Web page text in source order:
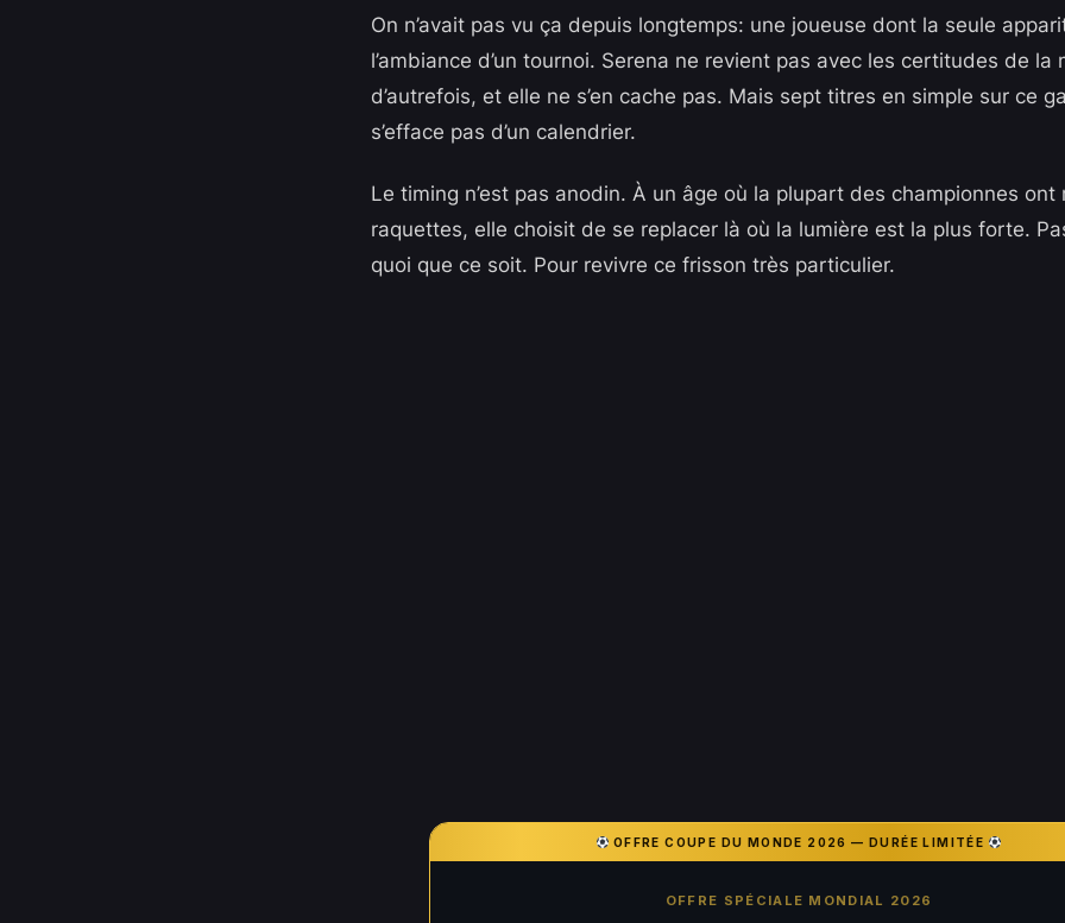
On n’avait pas vu ça depuis longtemps: une joueuse dont la seule
l’ambiance d’un tournoi. Serena ne revient pas avec les certitudes de la
d’autrefois, et elle ne s’en cache pas. Mais sept titres en simple sur ce
s’efface pas d’un calendrier.
Le timing n’est pas anodin. À un âge où la plupart des championnes ont
raquettes, elle choisit de se replacer là où la lumière est la plus forte.
quoi que ce soit. Pour revivre ce frisson très particulier.
OFFRE COUPE DU MONDE 2026 — DURÉE LIMITÉE
OFFRE SPÉCIALE MONDIAL 2026